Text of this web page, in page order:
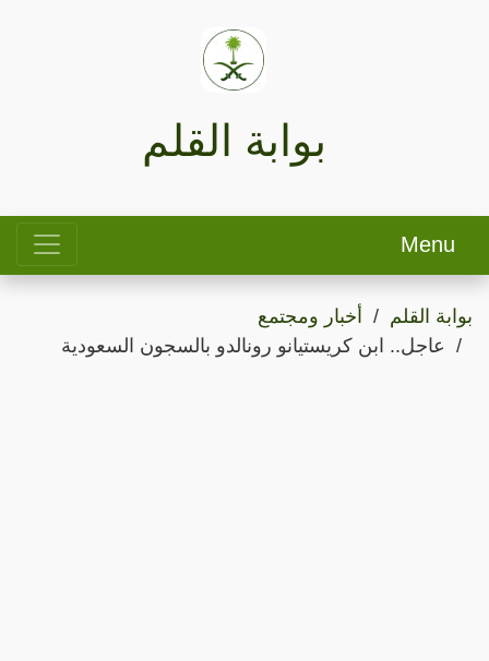
بوابة القلم
Menu
بوابة القلم
أخبار ومجتمع
عاجل.. ابن كريستيانو رونالدو بالسجون السعودية